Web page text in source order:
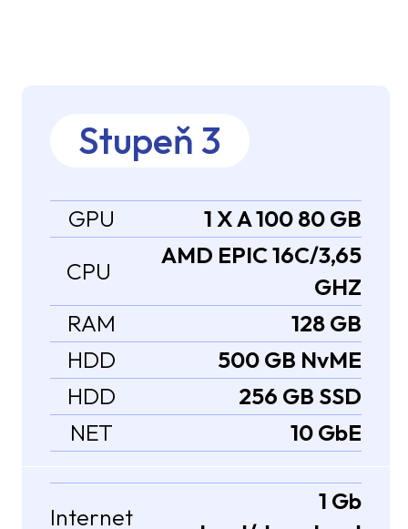
Stupeň 3
GPU
1 X A 100 80 GB
CPU
AMD EPIC 16C/3,65
GHZ
RAM
128 GB
HDD
500 GB NvME
HDD
256 GB SSD
NET
10 GbE
Internet
1 Gb